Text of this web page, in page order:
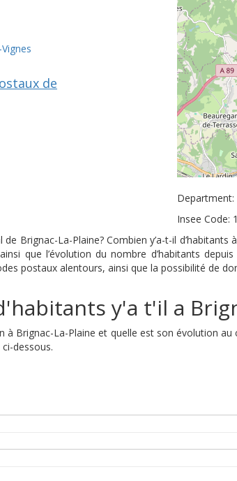
de
Department:
Insee Code:
Brignac-La-Plaine? Combien y’a-t-il
que l’évolution du nombre d’habitants
postaux alentours, ainsi que la possibilité de
y'a t'il a
à Brignac-La-Plaine et quelle est son évolution
dessous.